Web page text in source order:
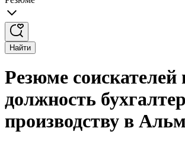
Найти
Резюме соискателей
должность
производству в